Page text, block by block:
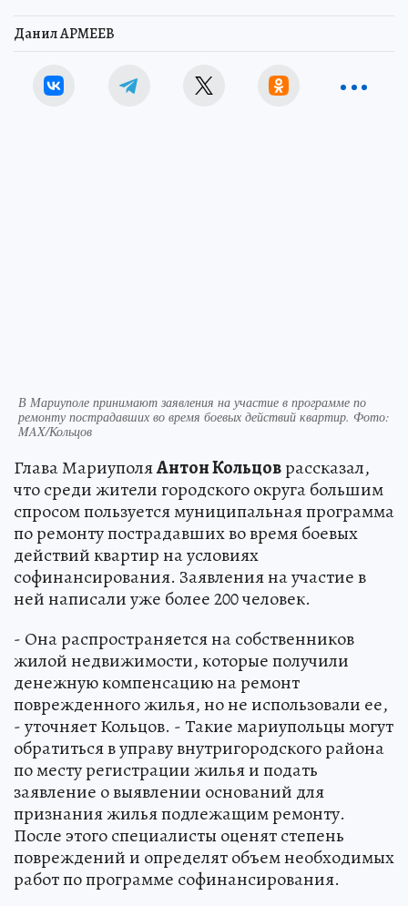
Данил АРМЕЕВ
В Мариуполе принимают заявления на участие в программе по
ремонту пострадавших во время боевых действий квартир. Фото:
MAX/Кольцов
Глава МариуполяАнтон Кольцоврассказал,
что среди жители городского округа большим
спросом пользуется муниципальная программа
по ремонту пострадавших во время боевых
действий квартир на условиях
софинансирования. Заявления на участие в
ней написали уже более 200 человек.
- Она распространяется на собственников
жилой недвижимости, которые получили
денежную компенсацию на ремонт
поврежденного жилья, но не использовали ее,
- уточняет Кольцов. - Такие мариупольцы могут
обратиться в управу внутригородского района
по месту регистрации жилья и подать
заявление о выявлении оснований для
признания жилья подлежащим ремонту.
После этого специалисты оценят степень
повреждений и определят объем необходимых
работ по программе софинансирования.